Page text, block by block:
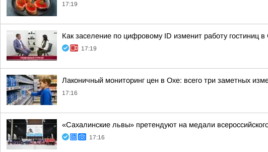
17:19
Как заселение по цифровому ID изменит работу гостиниц в
17:19
Лаконичный мониторинг цен в Охе: всего три заметных
17:16
«Сахалинские львы» претендуют на медали
17:16